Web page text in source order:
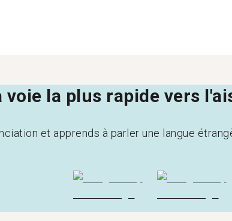
voie la plus rapide vers
et apprends à parler une langue